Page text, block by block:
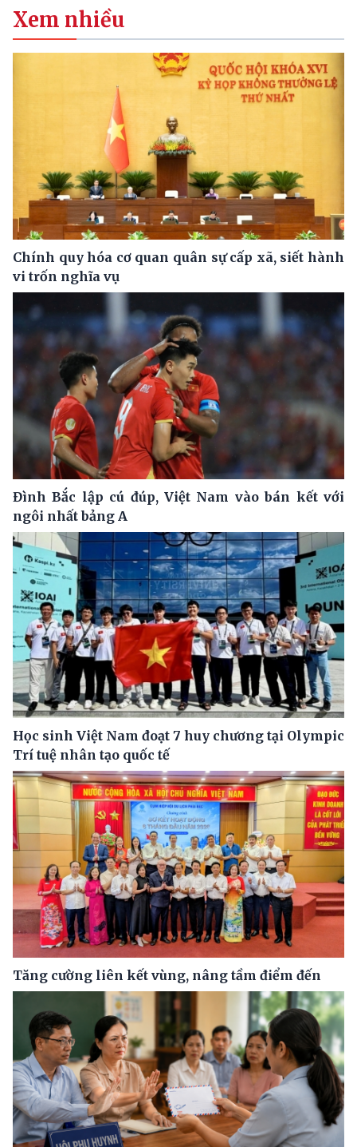
Xem nhiều
Chính quy hóa cơ quan quân sự cấp xã, siết hành
vi trốn nghĩa vụ
Đình Bắc lập cú đúp, Việt Nam vào bán kết với
ngôi nhất bảng A
Học sinh Việt Nam đoạt 7 huy chương tại Olympic
Trí tuệ nhân tạo quốc tế
Tăng cường liên kết vùng, nâng tầm điểm đến